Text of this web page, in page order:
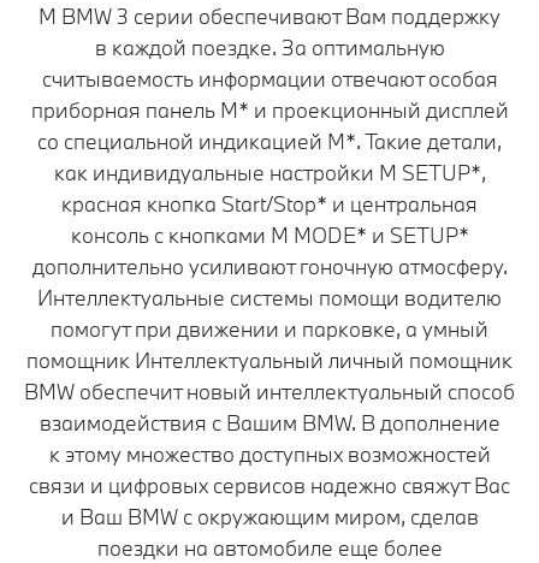
M BMW 3 серии обеспечивают Вам поддержку
в каждой поездке. За оптимальную
считываемость информации отвечают особая
приборная панель M* и проекционный дисплей
со специальной индикацией М*. Такие детали,
как индивидуальные настройки M SETUP*,
красная кнопка Start/Stop* и центральная
консоль с кнопками M MODE* и SETUP*
дополнительно усиливают гоночную атмосферу.
Интеллектуальные системы помощи водителю
помогут при движении и парковке, а умный
помощник Интеллектуальный личный помощник
BMW обеспечит новый интеллектуальный способ
взаимодействия с Вашим BMW. В дополнение
к этому множество доступных возможностей
связи и цифровых сервисов надежно свяжут Вас
и Ваш BMW с окружающим миром, сделав
поездки на автомобиле еще более